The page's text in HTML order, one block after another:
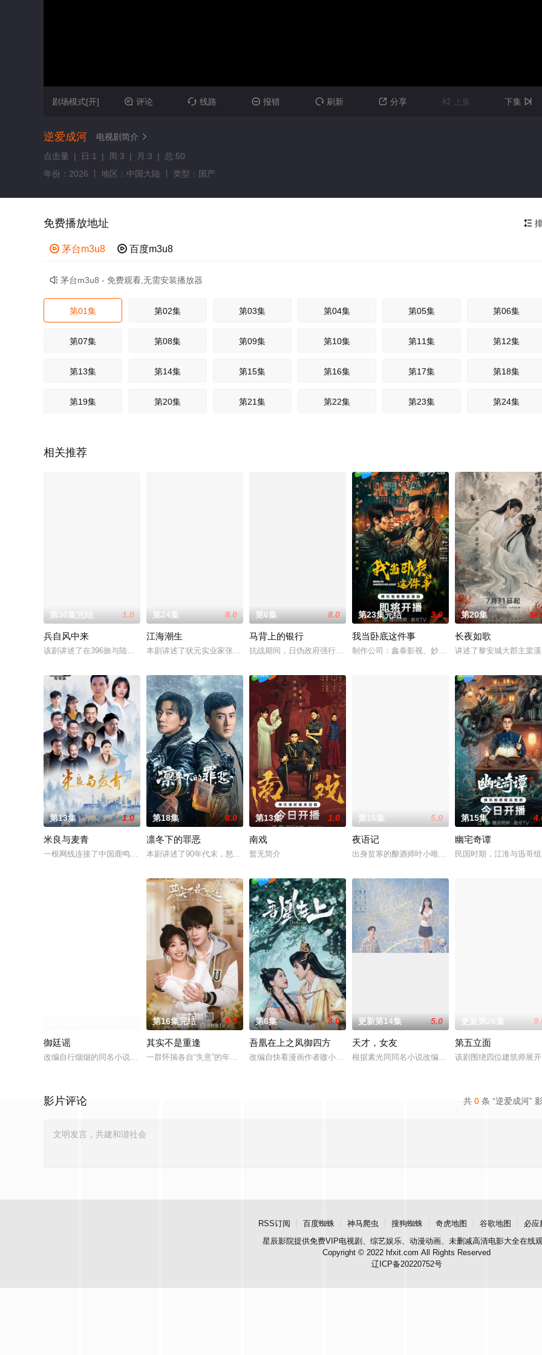
剧场模式[开]  评论  线路  报错  刷新  分享  上集 下集 
逆爱成河 电视剧简介 
点击量 | 日:1 | 周:3 | 月:3 | 总:50
年份：2026
地区：中国大陆 类型：国产

免费播放地址
 茅台m3u8  百度m3u8
 茅台m3u8 - 免费观看,无需安装播放器
第01集 第02集 第03集 第04集 第05集 第06集
第07集 第08集 第09集 第10集 第11集 第12集
第13集 第14集 第15集 第16集 第17集 第18集
第19集 第20集 第21集 第22集 第23集 第24集
相关推荐
第36集完结 1.0
兵自风中来
该剧讲述了在396旅与陆军步兵学院联合举办的小型军事演习中，郭子剑因不满演习流于形式，假传指令要求真打实抗，虽引
第24集 8.0
江海潮生
本剧讲述了状元实业家张謇创办大生企业，实业报国的故事。甲午战争后，国家蒙羞，张謇虽高中状元，却渴望寻
第6集 8.0
马背上的银行
抗战期间，日伪政府强行推广、使用由“中国准备银行”发行的伪钞货币。根据党中央
第23集完结 3.0
我当卧底这件事
制作公司：鑫泰影视、妙笔华章 题材：警匪、反诈 规
第20集
长夜如歌
讲述了黎安城大郡主棠
第13集 1.0
米良与麦青
一根网线连接了中国鹿鸣村和英国牛津，麦香通过视频向米良宣告：婚不结了。鹿鸣村开了锅，村民大骂麦香是叛徒。麦香是婚
第18集 8.0
凛冬下的罪恶
本剧讲述了90年代末，怒河市刑侦支队在无普及监控、无DNA鉴定技术的支持下，通过摸排、勘查等传统刑侦手段
第13集 1.0
南戏
暂无简介
第16集 5.0
夜语记
出身贫寒的酿酒师叶小唯遭遇爱人程桉、恩师林晚媚
第15集
幽宅奇谭
民国时期，江淮与迅哥
御廷谣
改编自行烟烟的同名小说。孟廷辉，大平王朝有史以来个以女子进士科三元及第入翰林院的奇女子。十年前的她被他从死人堆里
第16集完结 5.0
其实不是重逢
一群怀揣各自“失意”的年轻人，在沿海小城南安相遇相知，他们决心各展所长创办旅行社。他们以当地的特色人文
第6集 8.0
吾凰在上之凤御四方
改编自快看漫画作者嗷小泽的独家连载漫画《吾凰在上》。现代少女奚圆（姜贞羽
更新第14集 5.0
天才，女友
根据素光同同名小说改编。江逾白长大以后，林知夏
更新第26集
第五立面
该剧围绕四位建筑师展
共 0 条 “逆爱成河”
影片评论
RSS订阅 百度蜘蛛 神马爬虫 搜狗蜘蛛 奇虎地图 谷歌地图
必应
星辰影院提供免费VIP电视剧、综艺娱乐、动漫动画、未删减高清电影大全在线
Copyright © 2022 hfxit.com All Rights Reserved
辽ICP备20220752号